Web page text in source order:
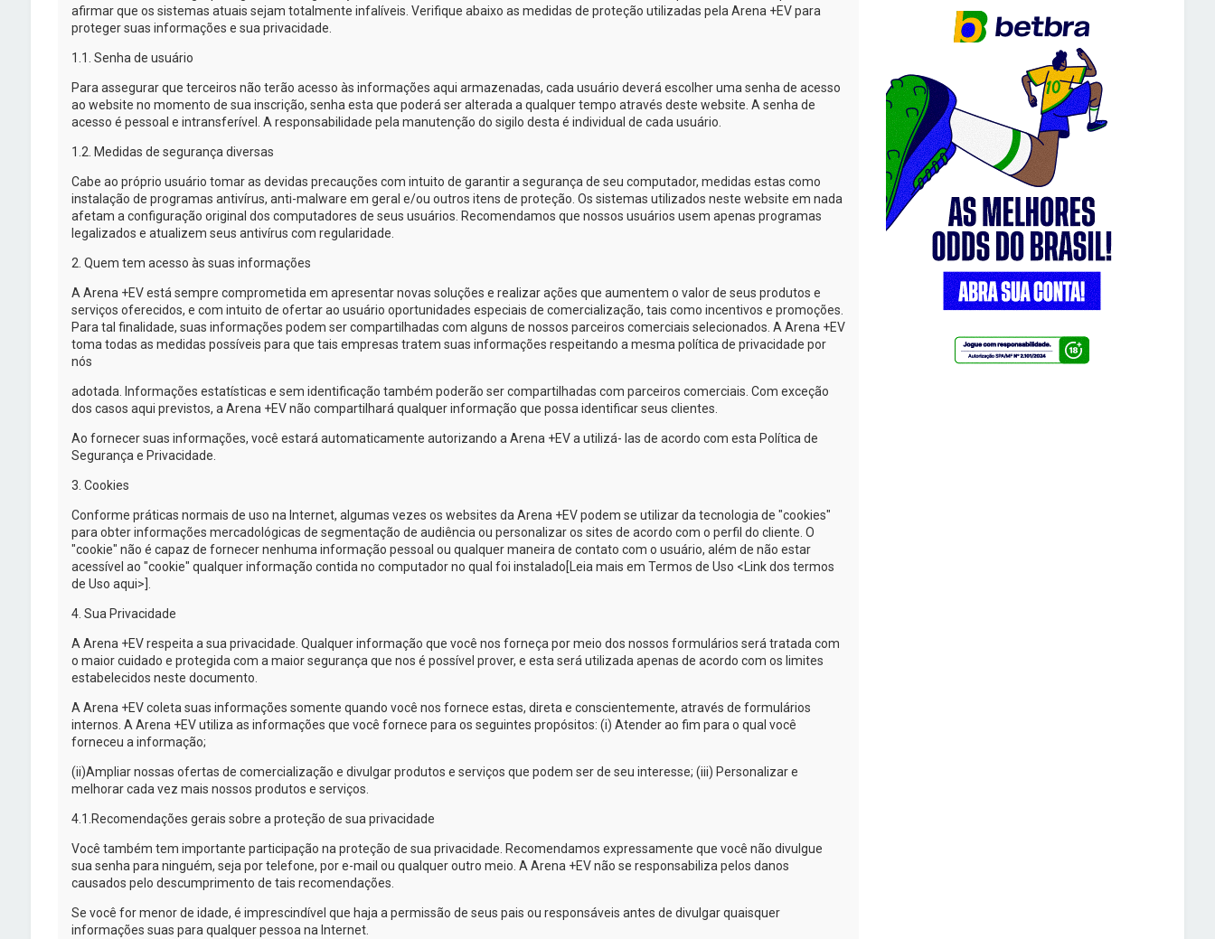
afirmar que os sistemas atuais sejam totalmente infalíveis. Verifique abaixo as medidas de proteção utilizadas pela Arena +EVpara
proteger suas informações e sua privacidade.
1.1. Senha de usuário
Para assegurar que terceiros não terão acesso às informações aqui armazenadas, cada usuário deverá escolher uma senha de acesso
ao website no momento de sua inscrição, senha esta que poderá ser alterada a qualquer tempo através deste website. A senha de
acesso é pessoal e intransferível. A responsabilidade pela manutenção do sigilo desta é individual de cada usuário.
1.2. Medidas de segurança diversas
Cabe ao próprio usuário tomar as devidas precauções com intuito de garantir a segurança de seu computador, medidas estas como
instalação de programas antivírus, anti-malware em geral e/ou outros itens de proteção. Os sistemas utilizados neste website em nada
afetam a configuração original dos computadores de seus usuários. Recomendamos que nossos usuários usem apenas programas
legalizados e atualizem seus antivírus com regularidade.
2. Quem tem acesso às suas informações
A Arena +EVestá sempre comprometida em apresentar novas soluções e realizar ações que aumentem o valor de seus produtos e
serviços oferecidos, e com intuito de ofertar ao usuário oportunidades especiais de comercialização, tais como incentivos e promoções.
Para tal finalidade, suas informações podem ser compartilhadas com alguns de nossos parceiros comerciais selecionados. A Arena +EV
toma todas as medidas possíveis para que tais empresas tratem suas informações respeitando a mesma política de privacidade por
nós
adotada. Informações estatísticas e sem identificação também poderão ser compartilhadas com parceiros comerciais. Com exceção
dos casos aqui previstos, a Arena +EVnão compartilhará qualquer informação que possa identificar seus clientes.
Ao fornecer suas informações, você estará automaticamente autorizando a Arena +EVa utilizá- las de acordo com esta Política de
Segurança e Privacidade.
3. Cookies
Conforme práticas normais de uso na Internet, algumas vezes os websites da Arena +EVpodem se utilizar da tecnologia de "cookies"
para obter informações mercadológicas de segmentação de audiência ou personalizar os sites de acordo com o perfil do cliente. O
"cookie" não é capaz de fornecer nenhuma informação pessoal ou qualquer maneira de contato com o usuário, além de não estar
acessível ao "cookie" qualquer informação contida no computador no qual foi instalado[Leia mais em Termos de Uso <Link dos termos
de Uso aqui>].
4. Sua Privacidade
A Arena +EVrespeita a sua privacidade. Qualquer informação que você nos forneça por meio dos nossos formulários será tratada com
o maior cuidado e protegida com a maior segurança que nos é possível prover, e esta será utilizada apenas de acordo com os limites
estabelecidos neste documento.
A Arena +EVcoleta suas informações somente quando você nos fornece estas, direta e conscientemente, através de formulários
internos. A Arena +EVutiliza as informações que você fornece para os seguintes propósitos: (i) Atender ao fim para o qual você
forneceu a informação;
(ii)Ampliar nossas ofertas de comercialização e divulgar produtos e serviços que podem ser de seu interesse; (iii) Personalizar e
melhorar cada vez mais nossos produtos e serviços.
4.1. Recomendações gerais sobre a proteção de sua privacidade
Você também tem importante participação na proteção de sua privacidade. Recomendamos expressamente que você não divulgue
sua senha para ninguém, seja por telefone, pore-mail ou qualquer outro meio. A Arena +EVnão se responsabiliza pelos danos
causados pelo descumprimento de tais recomendações.
Se você for menor de idade, é imprescindível que haja a permissão de seus pais ou responsáveis antes de divulgar quaisquer
informações suas para qualquer pessoa na Internet.